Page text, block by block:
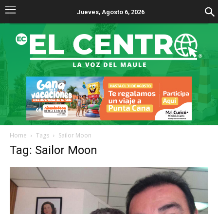
Jueves, Agosto 6, 2026
Home Tags Sailor Moon
Tag: Sailor Moon